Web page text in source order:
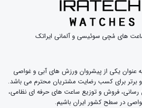
های مُچی سوئیسی و آلمانی ایراتک
عنوان یکی از پیشروان ورزش های آبی و غواصی
برتر برای کسب رضایت مشتریان محترم می باشد.
رسانی، فروش و توزیع ساعت های حرفه ای نظامی،
در سطح کشور ایران باشیم.